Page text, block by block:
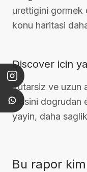
urettigini gormek
konu haritasi
Discover icin
Tutarsiz ve uzun
akisini dogrudan
yayin, daha
Bu rapor